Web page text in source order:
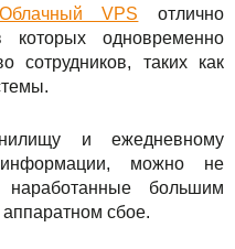
Облачный VPS отлично
одновременно
сотрудников, таких как
и ежедневному
информации, можно не
большим
сбое.